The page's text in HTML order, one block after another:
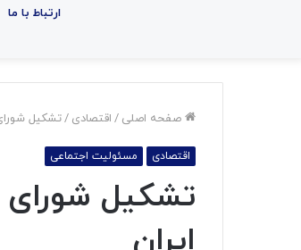
ارتباط با ما
صفحه اصلی / اقتصادی /تشکیل
اقتصادی مسئولیت اجتماعی
تشکیل شورای